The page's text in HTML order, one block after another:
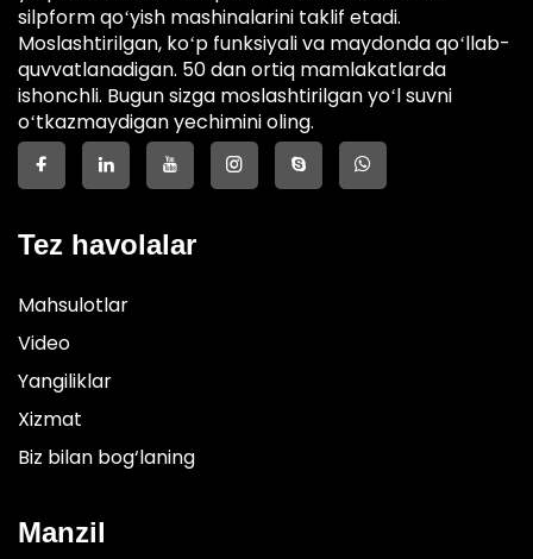
silpform qoʻyish mashinalarini taklif etadi.
Moslashtirilgan, koʻp funksiyali va maydonda qoʻllab-
quvvatlanadigan. 50 dan ortiq mamlakatlarda
ishonchli. Bugun sizga moslashtirilgan yoʻl suvni
oʻtkazmaydigan yechimini oling.
Tez havolalar
Mahsulotlar
Video
Yangiliklar
Xizmat
Biz bilan bog‘laning
Manzil